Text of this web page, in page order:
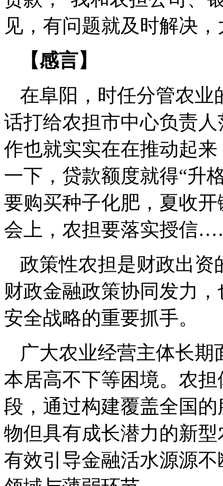
见，有问题就及时解决
【感言】
在阜阳，时任分管农业
话打给农担市中心负责
作也就实实在在推动起
一下，贷款额度就得“升
要购买种子化肥，夏收
会上，农担要落实授信
政策性农担是财政出资
财政金融政策协同发力
安全战略的重要抓手。
广大农业经营主体长
本居高不下等困境。农
段，通过构建覆盖全国
物但具有成长潜力的新
有效引导金融活水源源